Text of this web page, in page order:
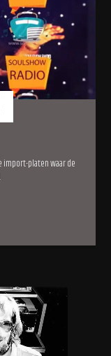
import-platen waar de